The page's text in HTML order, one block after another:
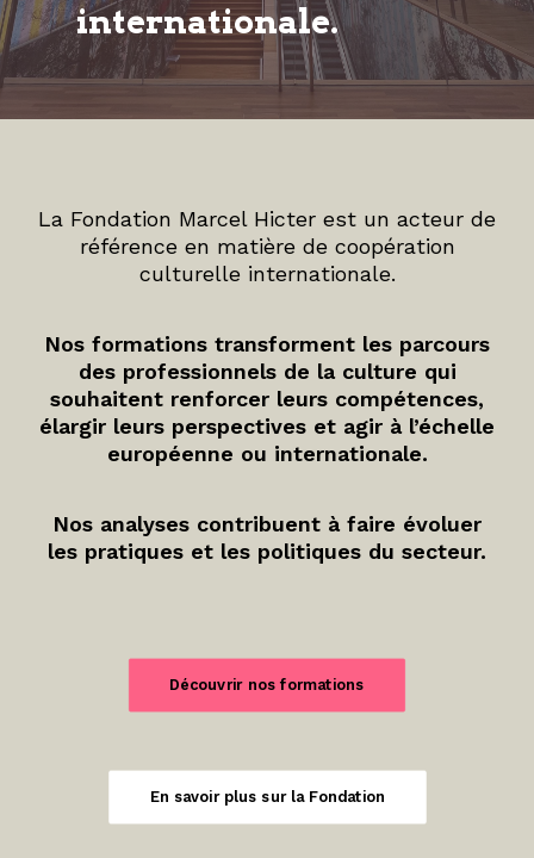
internationale.
La Fondation Marcel Hicter est un acteur de
référence en matière de coopération
culturelle internationale.
Nos formations transforment les parcours
des professionnels de la culture qui
souhaitent renforcer leurs compétences,
élargir leurs perspectives et agir à l’échelle
européenne ou internationale.
Nos analyses contribuent à faire évoluer
les pratiques et les politiques du secteur.
Découvrir nos formations
En savoir plus sur la Fondation